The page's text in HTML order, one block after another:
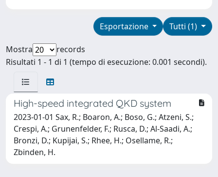
Tutti (1)
Esportazione
Mostra
records
Risultati 1 - 1 di 1 (tempo di esecuzione: 0.001 secondi).
High-speed integrated QKD system
2023-01-01 Sax, R.; Boaron, A.; Boso, G.; Atzeni, S.;
Crespi, A.; Grunenfelder, F.; Rusca, D.; Al-Saadi, A.;
Bronzi, D.; Kupijai, S.; Rhee, H.; Osellame, R.;
Zbinden, H.